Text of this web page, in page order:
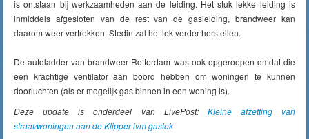
is ontstaan bij werkzaamheden aan de leiding. Het stuk lekke leiding is
inmiddels afgesloten van de rest van de gasleiding, brandweer kan
daarom weer vertrekken. Stedin zal het lek verder herstellen.
De autoladder van brandweer Rotterdam was ook opgeroepen omdat die
een krachtige ventilator aan boord hebben om woningen te kunnen
doorluchten (als er mogelijk gas binnen in een woning is).
Deze update is onderdeel van LivePost: Kleine afzetting van
straat/woningen aan de Klipper ivm gaslek